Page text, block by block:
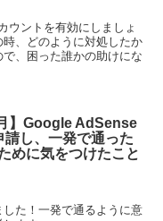
ウントを有効にしましょ
、どのように対処したか
、困った誰かの助けにな
】Google AdSense
請し、一発で通った
めに気をつけたこと
た！一発で通るように意